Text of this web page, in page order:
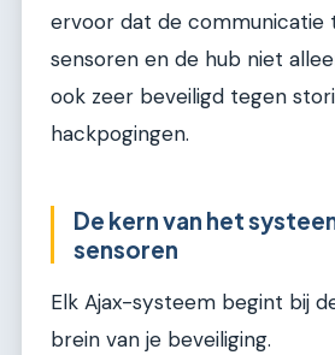
ervoor dat de communicatie
sensoren en de hub niet
ook zeer beveiligd tegen
hackpogingen.
De kern van het
sensoren
Elk Ajax-systeem begint bij
brein van je beveiliging.